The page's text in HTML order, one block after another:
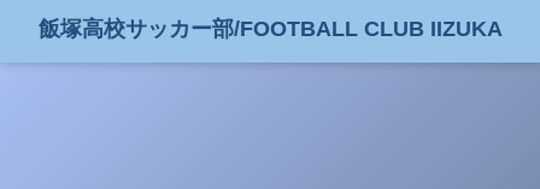
飯塚高校サッカー部/FOOTBALL CLUB IIZUKA